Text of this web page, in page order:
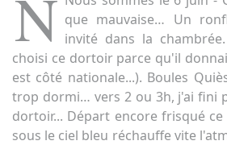
N que mauvaise… Un
invité dans la
choisi ce dortoir parce qu'il
est côté nationale...). Boules
trop dormi… vers 2 ou 3h, j'ai fini
dortoir... Départ encore frisqué
sous le ciel bleu réchauffe vite